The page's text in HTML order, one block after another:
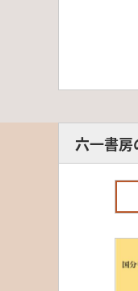
六一書